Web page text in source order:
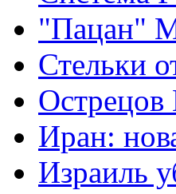
"Пацан"
Стельки
Острецов
Иран:
Израиль